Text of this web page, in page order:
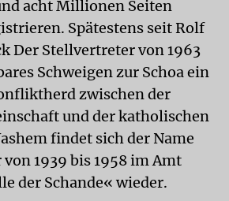
acht Millionen Seiten
Spätestens seit Rolf
Der Stellvertreter von 1963
Schweigen zur Schoa ein
zwischen der
und der katholischen
findet sich der Name
von 1939 bis 1958 im Amt
der Schande« wieder.